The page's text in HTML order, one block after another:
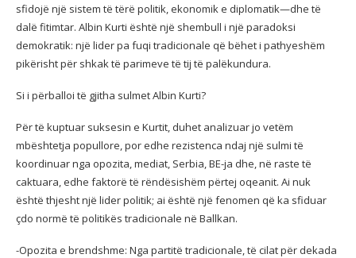
sfidojë një sistem të tërë politik, ekonomik e diplomatik—dhe të
dalë fitimtar. Albin Kurti është një shembull i një paradoksi
demokratik: një lider pa fuqi tradicionale që bëhet i pathyeshëm
pikërisht për shkak të parimeve të tij të palëkundura.
Si i përballoi të gjitha sulmet Albin Kurti?
Për të kuptuar suksesin e Kurtit, duhet analizuar jo vetëm
mbështetja popullore, por edhe rezistenca ndaj një sulmi të
koordinuar nga opozita, mediat, Serbia, BE-ja dhe, në raste të
caktuara, edhe faktorë të rëndësishëm përtej oqeanit. Ai nuk
është thjesht një lider politik; ai është një fenomen që ka sfiduar
çdo normë të politikës tradicionale në Ballkan.
-Opozita e brendshme: Nga partitë tradicionale, të cilat për dekada